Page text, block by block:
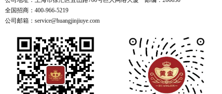
全国招商：400-966-5219
公司邮箱：service@huangjinjiuye.com